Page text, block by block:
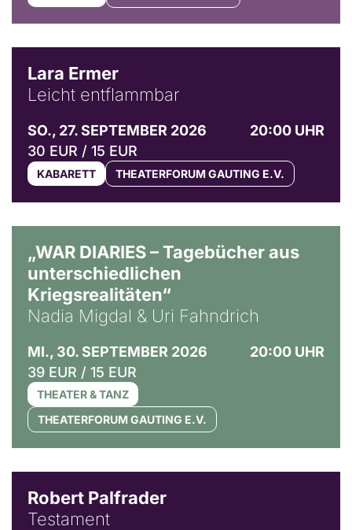
Lara Ermer
Leicht entflammbar
SO., 27. SEPTEMBER 2026
20:00 UHR
30 EUR / 15 EUR
KABARETT THEATERFORUM GAUTING E.V.
„WAR DIARIES – Tagebücher aus
unterschiedlichen
Kriegsrealitäten“
Nadia Migdal & Uri Fahndrich
MI., 30. SEPTEMBER 2026
20:00 UHR
39 EUR / 15 EUR
THEATER & TANZ
THEATERFORUM GAUTING E.V.
Robert Palfrader
Testament